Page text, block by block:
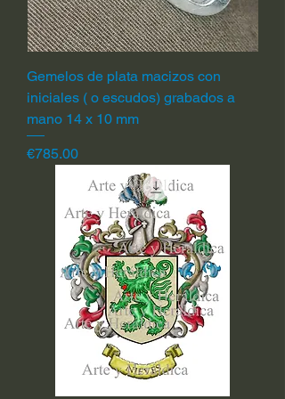
Gemelos de plata macizos con
iniciales ( o escudos) grabados a
mano 14 x 10 mm
Price
€785.00